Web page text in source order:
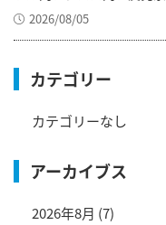
2026/08/05
カテゴリー
カテゴリーなし
アーカイブス
2026年8月 (7)